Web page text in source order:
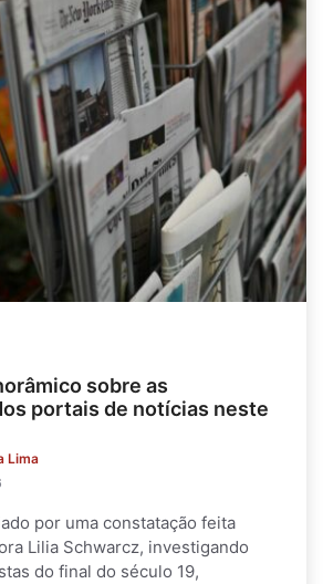
sobre as
portais de notícias neste
Lima
por uma constatação feita
Lilia Schwarcz, investigando
do final do século 19,